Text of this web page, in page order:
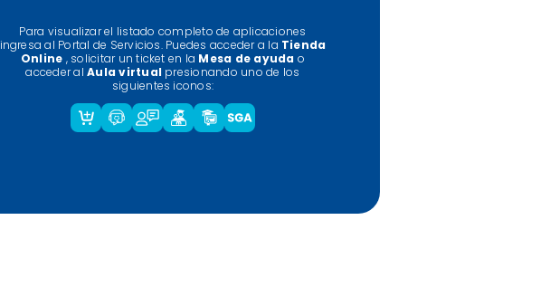
Para visualizar el listado completo de aplicaciones
ingresa al Portal de Servicios. Puedes acceder a la Tienda
Online , solicitar un ticket en la Mesa de ayuda o
acceder al Aula virtual presionando uno de los
siguientes iconos: